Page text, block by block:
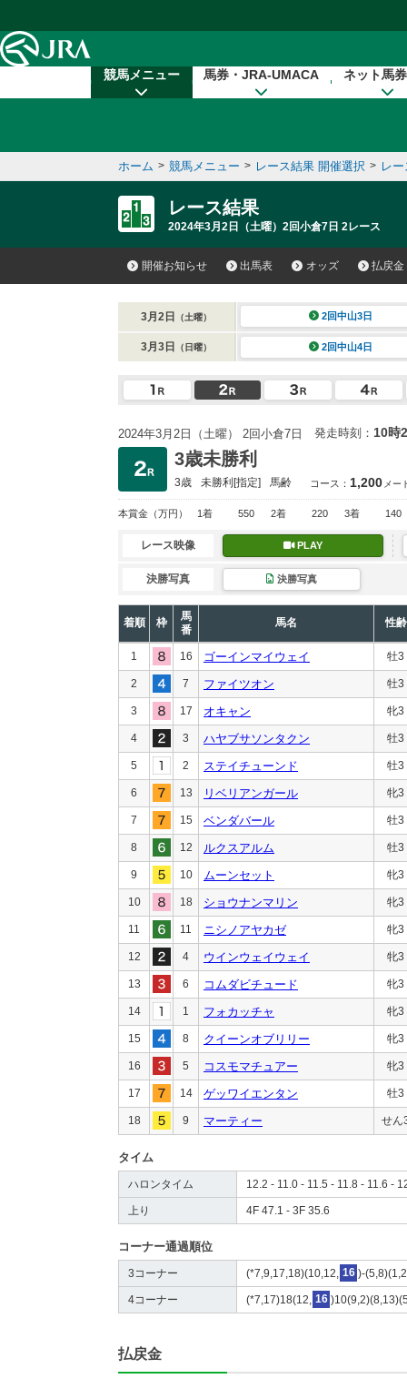
競馬メニュー 馬券・JRA-UMACA ネット馬
ホーム > 競馬メニュー > レース結果 開催選択 > レ
レース結果
2024年3月2日（土曜）2回小倉7日 2レース
開催お知らせ 出馬表 オッズ 払戻金
3月2日 （土曜） 2回中山3日
3月3日 （日曜） 2回中山4日
2024年3月2日（土曜） 2回小倉7日 発走時刻： 10時
3歳未勝利
3歳 未勝利[指定] 馬齢 コース： 1,200 メー
本賞金 （万円） 1着 550 2着 220 3着 140
レース映像 PLAY
決勝写真 決勝写真
着順 枠
馬
番
馬名 性齢
1 16 ゴーインマイウェイ 牡3
2 7 ファイツオン 牡3
3 17 オキャン 牝3
4 3 ハヤブサソンタクン 牡3
5 2 ステイチューンド 牡3
6 13 リベリアンガール 牝3
7 15 ベンダバール 牡3
8 12 ルクスアルム 牡3
9 10 ムーンセット 牝3
10 18 ショウナンマリン 牝3
11 11 ニシノアヤカゼ 牝3
12 4 ウインウェイウェイ 牝3
13 6 コムダビチュード 牝3
14 1 フォカッチャ 牝3
15 8 クイーンオブリリー 牝3
16 5 コスモマチュアー 牝3
17 14 ゲッワイエンタン 牡3
18 9 マーティー せん
タイム
ハロンタイム 12.2 - 11.0 - 11.5 - 11.8 - 11.6 -
上り 4F 47.1 - 3F 35.6
コーナー通過順位
3コーナー (*7,9,17,18)(10,12, 16 )-
4コーナー (*7,17)18(12, 16
払戻金